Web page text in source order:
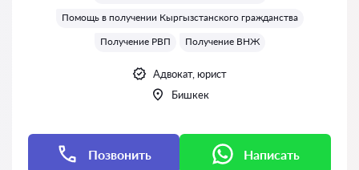
Помощь в получении Кыргызстанского гражданства
Получение РВП
Получение ВНЖ
Адвокат, юрист
Бишкек
Позвонить Написать